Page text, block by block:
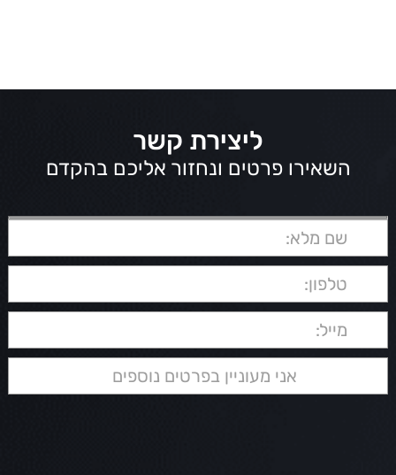
ליצירת קשר
השאירו פרטים ונחזור אליכם בהקדם